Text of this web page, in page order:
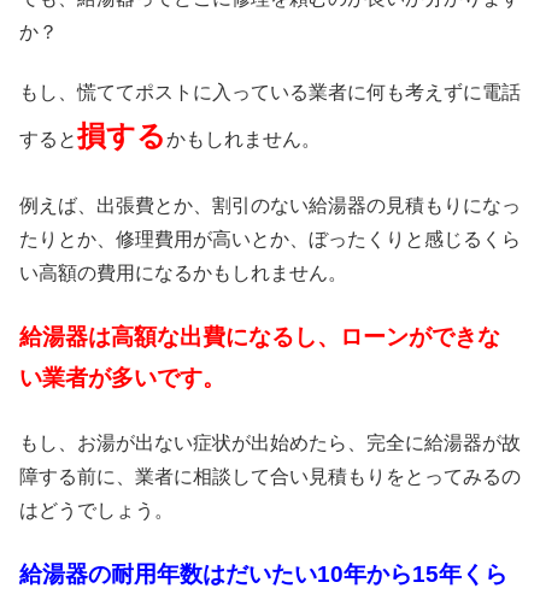
か？
もし、慌ててポストに入っている業者に何も考えずに電話
すると損するかもしれません。
例えば、出張費とか、割引のない給湯器の見積もりになっ
たりとか、修理費用が高いとか、ぼったくりと感じるくら
い高額の費用になるかもしれません。
給湯器は高額な出費になるし、ローンができな
い業者が多いです。
もし、お湯が出ない症状が出始めたら、完全に給湯器が故
障する前に、業者に相談して合い見積もりをとってみるの
はどうでしょう。
給湯器の耐用年数はだいたい10年から15年くら